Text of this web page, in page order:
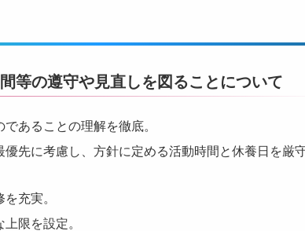
等の遵守や見直しを図ることについて
あることの理解を徹底。
先に考慮し、方針に定める活動時間と休養日を厳
充実。
限を設定。